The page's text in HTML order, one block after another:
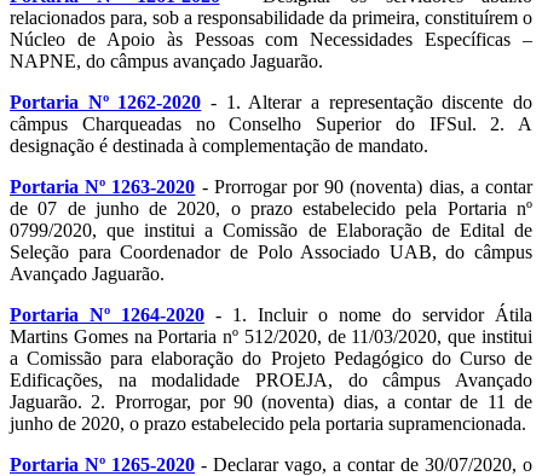
relacionados para, sob a responsabilidade da primeira, constituírem o
Núcleo de Apoio às Pessoas com Necessidades Específicas –
NAPNE, do câmpus avançado Jaguarão.
Portaria Nº 1262-2020 - 1. Alterar a representação discente do
câmpus Charqueadas no Conselho Superior do IFSul. 2. A
designação é destinada à complementação de mandato.
Portaria Nº 1263-2020 - Prorrogar por 90 (noventa) dias, a contar
de 07 de junho de 2020, o prazo estabelecido pela Portaria nº
0799/2020, que institui a Comissão de Elaboração de Edital de
Seleção para Coordenador de Polo Associado UAB, do câmpus
Avançado Jaguarão.
Portaria Nº 1264-2020 - 1. Incluir o nome do servidor Átila
Martins Gomes na Portaria nº 512/2020, de 11/03/2020, que institui
a Comissão para elaboração do Projeto Pedagógico do Curso de
Edificações, na modalidade PROEJA, do câmpus Avançado
Jaguarão. 2. Prorrogar, por 90 (noventa) dias, a contar de 11 de
junho de 2020, o prazo estabelecido pela portaria supramencionada.
Portaria Nº 1265-2020 - Declarar vago, a contar de 30/07/2020, o